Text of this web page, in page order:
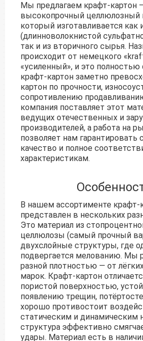
Мы предлагаем крафт-картон
высокопрочный целлюлозный
который изготавливается как
(длинноволокнистой
так и из вторичного сырья.
происходит от немецкого
«усиленный», и это полностью
крафт-картон заметно
картон по прочности,
сопротивлению
компания поставляет этот
ведущих отечественных и
производителей, а работа на
позволяет нам гарантировать
качество и полное
характеристикам.
В нашем ассортименте крафт-
представлен в нескольких
Это материал из
целлюлозы (самый прочный
двухслойные структуры, где
подвергается мелованию. Мы
разной плотностью — от
марок. Крафт-картон
пористой поверхностью,
появлению трещин,
хорошо противостоит
статическим и динамическим
структура эффективно
удары. Материал есть в